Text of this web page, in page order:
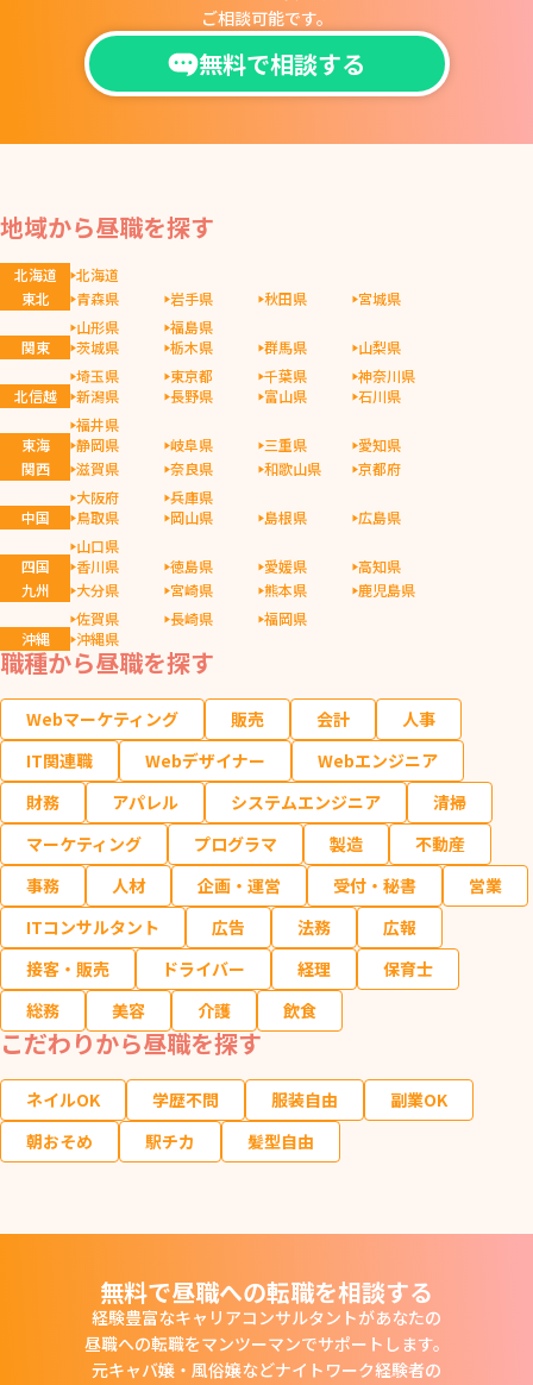
ご相談可能です。
無料で相談する
地域から昼職を探す
北海道
北海道
東北
青森県 岩手県 秋田県
宮城県
山形県
福島県
関東
茨城県 栃木県 群馬県
山梨県
埼玉県
東京都 千葉県
神奈川県
北信越
新潟県 長野県 富山県
石川県
福井県
東海
静岡県 岐阜県 三重県
愛知県
関西
滋賀県 奈良県 和歌山県
京都府
大阪府
兵庫県
中国
鳥取県 岡山県 島根県
広島県
山口県
四国
香川県 徳島県 愛媛県
高知県
九州
大分県 宮崎県 熊本県
鹿児島県
佐賀県
長崎県
福岡県
沖縄
沖縄県
職種から昼職を探す
Webマーケティング 販売 会計
人事
IT関連職
Webデザイナー
Webエンジニア
財務
アパレル システムエンジニア
清掃
マーケティング
プログラマ 製造
不動産
事務
人材 企画・運営 受付・秘書
営業
ITコンサルタント
広告 法務
広報
接客・販売
ドライバー 経理
保育士
総務
美容 介護 飲食
こだわりから昼職を探す
ネイルOK 学歴不問 服装自由
副業OK
朝おそめ
駅チカ 髪型自由
無料で昼職への転職を相談する
経験豊富なキャリアコンサルタントがあなたの
昼職への転職をマンツーマンでサポートします。
元キャバ嬢・風俗嬢などナイトワーク経験者の